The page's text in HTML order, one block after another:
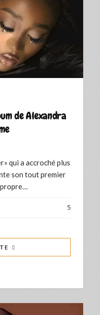
de Alexandra
qui a accroché plus
son tout premier
propre…
5